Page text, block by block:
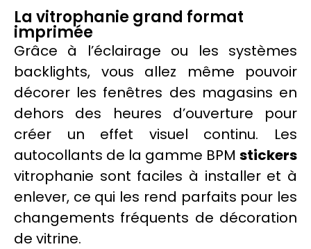
La vitrophanie grand format
imprimée
Grâce à l’éclairage ou les systèmes
backlights, vous allez même pouvoir
décorer les fenêtres des magasins en
dehors des heures d’ouverture pour
créer un effet visuel continu. Les
autocollants de la gamme BPM stickers
vitrophanie sont faciles à installer et à
enlever, ce qui les rend parfaits pour les
changements fréquents de décoration
de vitrine.